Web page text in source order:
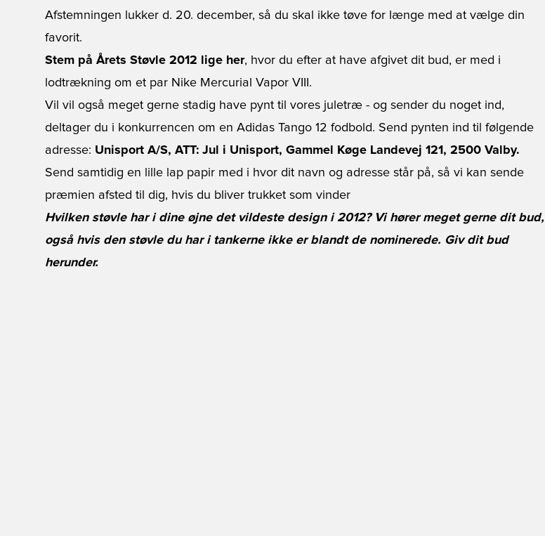
Afstemningen lukker d. 20. december, så du skal ikke tøve for længe med at vælge din
favorit.
Stem på Årets Støvle 2012 lige her, hvor du efter at have afgivet dit bud, er med i
lodtrækning om et par Nike Mercurial Vapor VIII.
Vil vil også meget gerne stadig have pynt til vores juletræ - og sender du noget ind,
deltager du i konkurrencen om en Adidas Tango 12 fodbold. Send pynten ind til følgende
adresse: Unisport A/S, ATT: Jul i Unisport, Gammel Køge Landevej 121, 2500 Valby.
Send samtidig en lille lap papir med i hvor dit navn og adresse står på, så vi kan sende
præmien afsted til dig, hvis du bliver trukket som vinder
Hvilken støvle har i dine øjne det vildeste design i 2012? Vi hører meget gerne dit bud,
også hvis den støvle du har i tankerne ikke er blandt de nominerede. Giv dit bud
herunder.